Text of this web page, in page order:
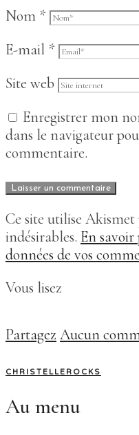
Nom *
E-mail *
Site web
Enregistrer mon
dans le navigateur
commentaire.
Ce site utilise
indésirables. En
données de vos
Vous lisez
Partagez Aucun
CHRISTELLEROCKS
Au menu